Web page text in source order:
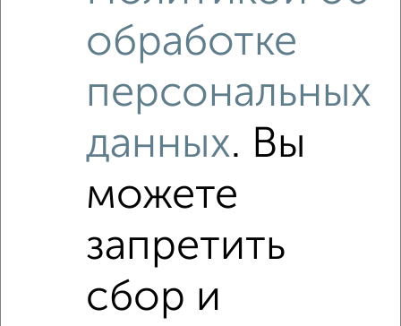
Агентство, 06.08.2026
в месяц
Центральный район, мкр. 48-й микрорайон, Советский
Агентство, 06.08.2026
обработке
персональных
данных. Вы
можете
запретить
сбор и